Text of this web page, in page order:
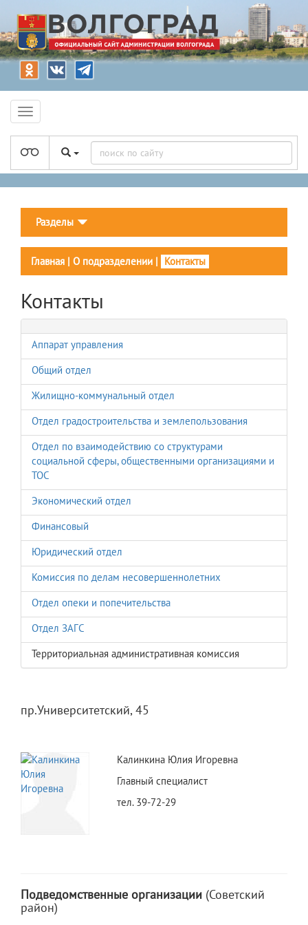
Разделы
Главная | О подразделении | Контакты
Контакты
Аппарат управления
Общий отдел
Жилищно-коммунальный отдел
Отдел градостроительства и землепользования
Отдел по взаимодействию со структурами
социальной сферы, общественными организациями и
ТОС
Экономический отдел
Финансовый
Юридический отдел
Комиссия по делам несовершеннолетних
Отдел опеки и попечительства
Отдел ЗАГС
Территориальная административная комиссия
пр.Университетский, 45
Калинкина Юлия Игоревна
Главный специалист
тел. 39-72-29
Подведомственные организации (Советский
район)